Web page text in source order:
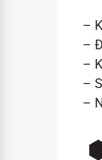
–
–
–
–
–